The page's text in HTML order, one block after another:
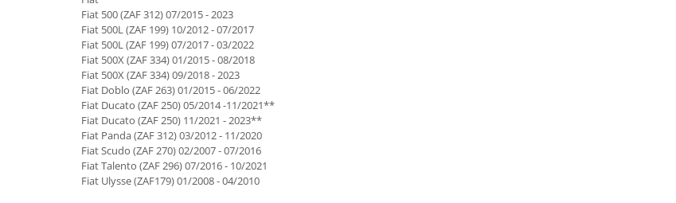
Fiat 500 (ZAF 312) 07/2015 - 2023
Fiat 500L (ZAF 199) 10/2012 - 07/2017
Fiat 500L (ZAF 199) 07/2017 - 03/2022
Fiat 500X (ZAF 334) 01/2015 - 08/2018
Fiat 500X (ZAF 334) 09/2018 - 2023
Fiat Doblo (ZAF 263) 01/2015 - 06/2022
Fiat Ducato (ZAF 250) 05/2014 -11/2021**
Fiat Ducato (ZAF 250) 11/2021 - 2023**
Fiat Panda (ZAF 312) 03/2012 - 11/2020
Fiat Scudo (ZAF 270) 02/2007 - 07/2016
Fiat Talento (ZAF 296) 07/2016 - 10/2021
Fiat Ulysse (ZAF179) 01/2008 - 04/2010